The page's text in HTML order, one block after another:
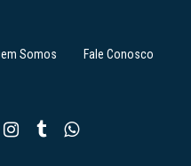
Somos Fale Conosco